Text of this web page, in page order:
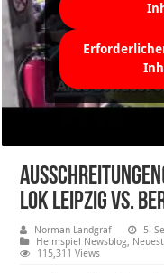
Lok Leipzig vs.
Norman Landgraf
5.
Heimspiel Newsblog,
115,311 Views